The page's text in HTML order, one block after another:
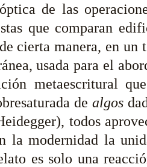
de las
que comparan
cierta manera, en un
usada para el
metaescritural
dealgos
todos
la modernidad la
es solo una